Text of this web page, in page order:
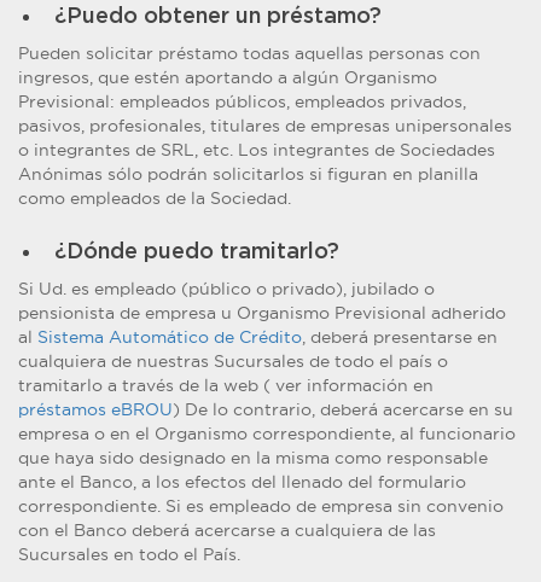
¿Puedo obtener un préstamo?
Pueden solicitar préstamo todas aquellas personas con
ingresos, que estén aportando a algún Organismo
Previsional: empleados públicos, empleados privados,
pasivos, profesionales, titulares de empresas unipersonales
o integrantes de SRL, etc. Los integrantes de Sociedades
Anónimas sólo podrán solicitarlos si figuran en planilla
como empleados de la Sociedad.
¿Dónde puedo tramitarlo?
Si Ud. es empleado (público o privado), jubilado o
pensionista de empresa u Organismo Previsional adherido
al Sistema Automático de Crédito , deberá presentarse en
cualquiera de nuestras Sucursales de todo el país o
tramitarlo a través de la web ( ver información en
préstamos eBROU) De lo contrario, deberá acercarse en su
empresa o en el Organismo correspondiente, al funcionario
que haya sido designado en la misma como responsable
ante el Banco, a los efectos del llenado del formulario
correspondiente. Si es empleado de empresa sin convenio
con el Banco deberá acercarse a cualquiera de las
Sucursales en todo el País.